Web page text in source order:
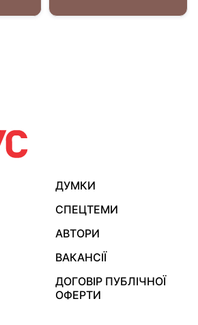
ДУМКИ
СПЕЦТЕМИ
АВТОРИ
ВАКАНСІЇ
ДОГОВІР ПУБЛІЧНОЇ
ОФЕРТИ